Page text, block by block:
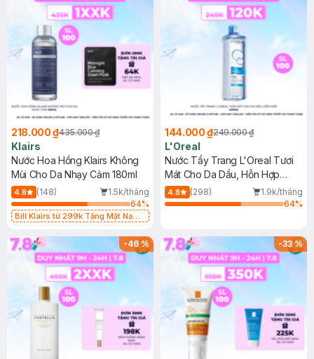
218.000 ₫435.000 ₫
Klairs
Nước Hoa Hồng Klairs Không
Mùi Cho Da Nhạy Cảm 180ml
4.8 (148)
1.5k/tháng
64%
Bill Klairs từ 299k Tặng Mặt Nạ
25ml (SL Có Hạn)
144.000 ₫249.000 ₫
L'Oreal
Nước Tẩy Trang L'Oreal Tươi
Mát Cho Da Dầu, Hỗn Hợp
400ml
4.8 (298)
1.9k/tháng
64%
-46% -33%